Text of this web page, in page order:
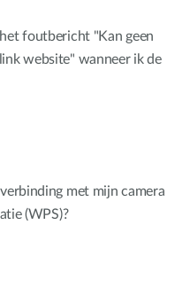
foutbericht "Kan geen
website" wanneer ik de
met mijn camera
(WPS)?